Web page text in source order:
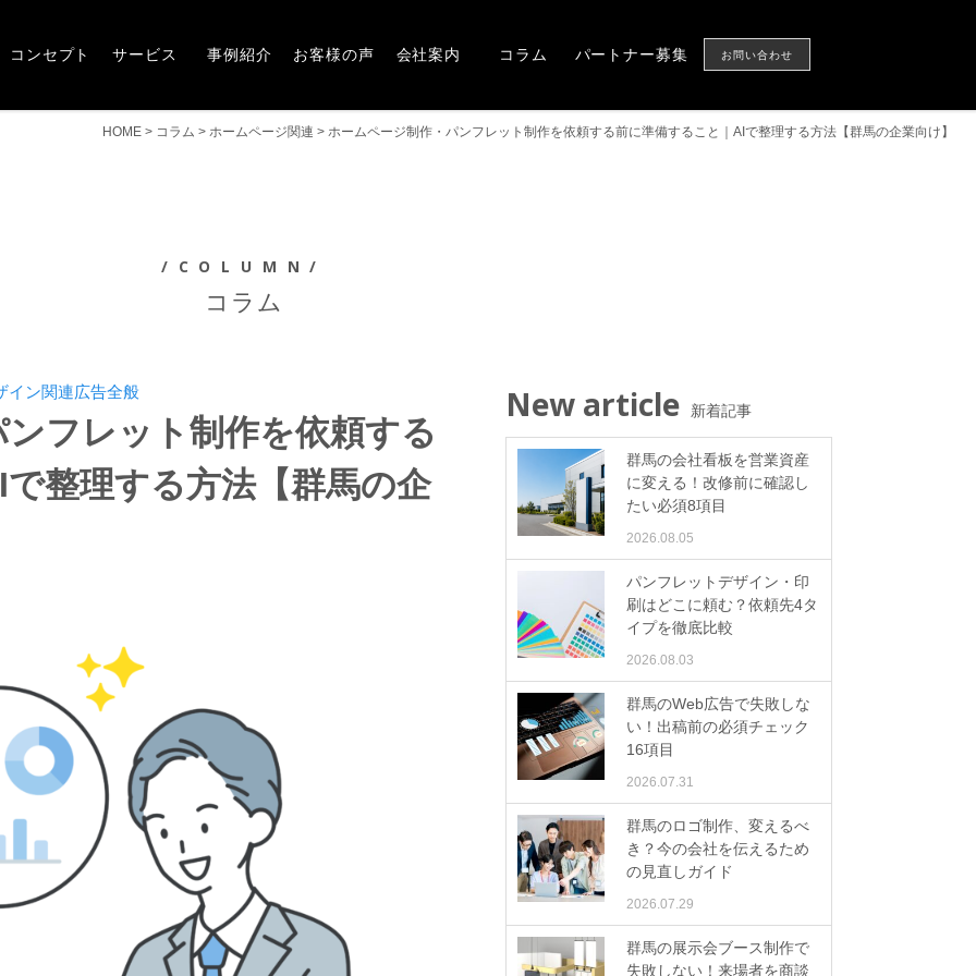
・前橋市の広告デザインならアルファー企画
コンセプト
サービス
事例紹介
お客様の声
会社案内
コラム
パートナー募集
お問い合わせ
HOME > コラム > ホームページ関連 > ホームページ制作・パンフレット制作を依頼する前に準備すること｜AIで整理する方法【群馬の企業向け】
/COLUMN/
コラム
イン関連広告全般
フレット制作を依頼する
整理する方法【群馬の企
New article 新着記事
群馬の会社看板を営業資産
に変える！改修前に確認し
たい必須8項目
2026.08.05
パンフレットデザイン・印
刷はどこに頼む？依頼先4タ
イプを徹底比較
2026.08.03
群馬のWeb広告で失敗しな
い！出稿前の必須チェック
16項目
2026.07.31
群馬のロゴ制作、変えるべ
き？今の会社を伝えるため
の見直しガイド
2026.07.29
群馬の展示会ブース制作で
失敗しない！来場者を商談